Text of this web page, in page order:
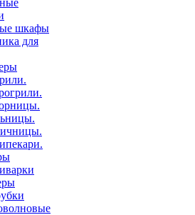
шкафы
для